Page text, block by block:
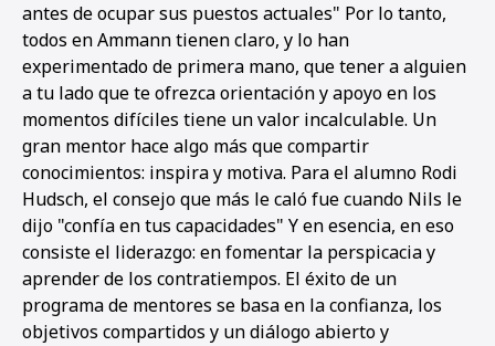
antes de ocupar sus puestos actuales" Por lo tanto,
todos en Ammann tienen claro, y lo han
experimentado de primera mano, que tener a alguien
a tu lado que te ofrezca orientación y apoyo en los
momentos difíciles tiene un valor incalculable. Un
gran mentor hace algo más que compartir
conocimientos: inspira y motiva. Para el alumno Rodi
Hudsch, el consejo que más le caló fue cuando Nils le
dijo "confía en tus capacidades" Y en esencia, en eso
consiste el liderazgo: en fomentar la perspicacia y
aprender de los contratiempos. El éxito de un
programa de mentores se basa en la confianza, los
objetivos compartidos y un diálogo abierto y